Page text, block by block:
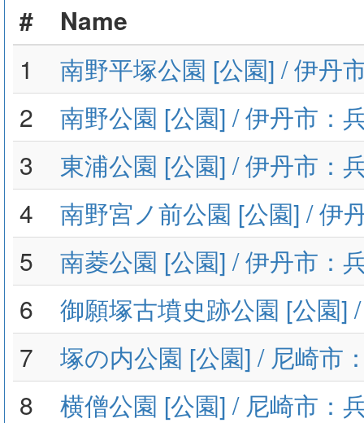
#
Name
1
南野平塚公園 [公園] / 伊丹
2
南野公園 [公園] / 伊丹市：
3
東浦公園 [公園] / 伊丹市：
4
南野宮ノ前公園 [公園] / 伊
5
南菱公園 [公園] / 伊丹市：
6
御願塚古墳史跡公園 [公園]
7
塚の内公園 [公園] / 尼崎市
8
横僧公園 [公園] / 尼崎市：